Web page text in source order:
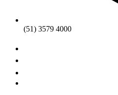
(51) 3579 4000